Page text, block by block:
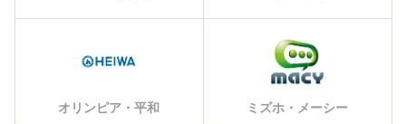
オリンピア・平和 ミズホ・メーシー